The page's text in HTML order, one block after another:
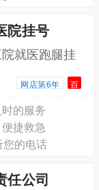
院挂号
就医跑腿挂
网店第6年 百
的服务
捷救急
的电话
任公司